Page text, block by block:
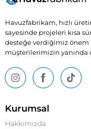
Havuzfabrikam, hızlı
sayesinde projeleri kısa
desteğe verdiğimiz
müşterilerimizin yanında
Kurumsal
Hakkımızda